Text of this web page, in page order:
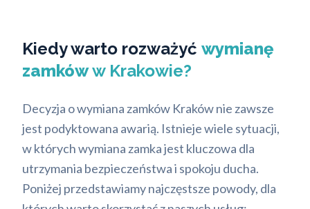
Kiedy warto rozważyć wymianę
zamkóww Krakowie?
Decyzja o wymiana zamków Kraków nie zawsze
jest podyktowana awarią. Istnieje wiele sytuacji,
w których wymiana zamka jest kluczowa dla
utrzymania bezpieczeństwa i spokoju ducha.
Poniżej przedstawiamy najczęstsze powody, dla